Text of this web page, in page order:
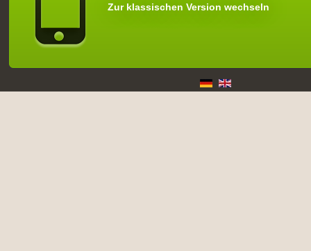
Zur klassischen Version wechseln